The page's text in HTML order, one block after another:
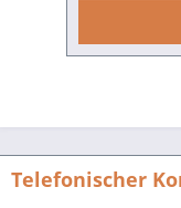
seinen
Telefonischer